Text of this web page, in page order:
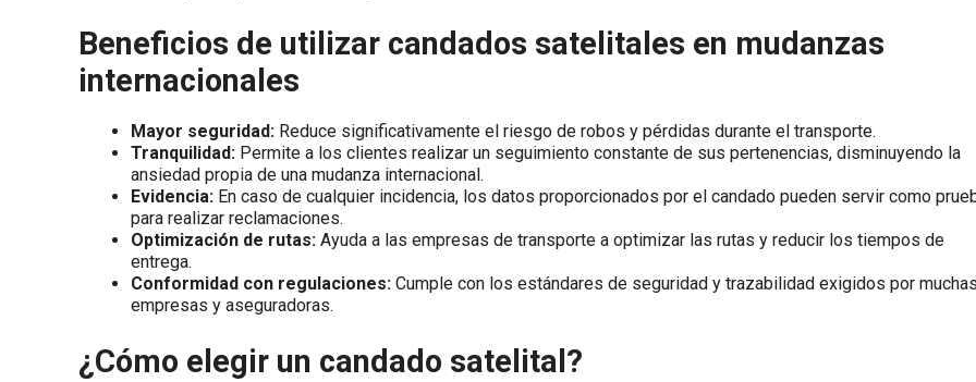
Beneficios de utilizar candados satelitales en mudanzas
internacionales
Mayor seguridad: Reduce significativamente el riesgo de robos y pérdidas durante el transporte.
Tranquilidad: Permite a los clientes realizar un seguimiento constante de sus pertenencias, disminuyendo la
ansiedad propia de una mudanza internacional.
Evidencia: En caso de cualquier incidencia, los datos proporcionados por el candado pueden servir como
para realizar reclamaciones.
Optimización de rutas: Ayuda a las empresas de transporte a optimizar las rutas y reducir los tiempos de
entrega.
Conformidad con regulaciones: Cumple con los estándares de seguridad y trazabilidad exigidos por
empresas y aseguradoras.
¿Cómo elegir un candado satelital?